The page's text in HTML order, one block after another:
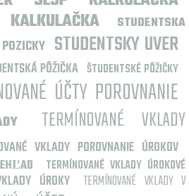
STUDENTSKA
STUDENTSKY UVER
PÔŽIČKA ŠTUDENTSKÉ PÔŽIČKY
ÚČTY POROVNANIE
TERMÍNOVANÉ VKLADY
VKLADY POROVNANIE ÚROKOV
TERMÍNOVANÉ VKLADY ÚROKOVÉ
ÚROKY
TERMÍNOVANÉ VKLADY V